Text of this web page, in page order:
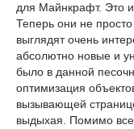
для Майнкрафт. Это
Теперь они не
выглядят очень
абсолютно новые и
было в данной
оптимизация
вызывающей
выдыхая. Помимо